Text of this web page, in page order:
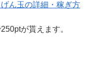
ん玉の詳細・稼ぎ方
が貰えます。